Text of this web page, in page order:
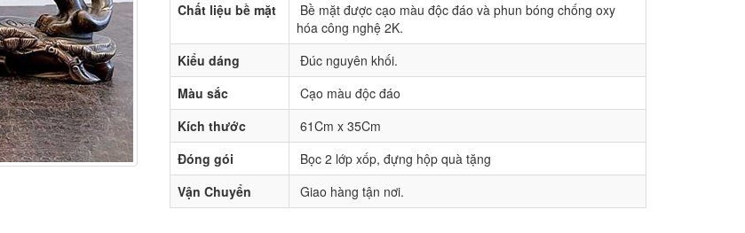
Chất liệu bề mặt
Bề mặt được cạo màu độc đáo và phun bóng chống oxy
hóa công nghệ 2K.
Kiểu dáng
Đúc nguyên khối.
Màu sắc
Cạo màu độc đáo
Kích thước
61Cm x 35Cm
Đóng gói
Bọc 2 lớp xốp, đựng hộp quà tặng
Vận Chuyển
Giao hàng tận nơi.